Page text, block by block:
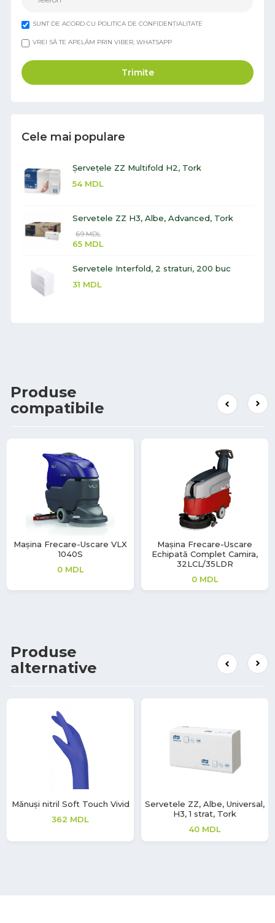
SUNT DE ACORD CU POLITICA DE CONFIDENȚIALITATE
VREI SĂ TE APELĂM PRIN VIBER, WHATSAPP
Trimite
Cele mai populare
Șervețele ZZ Multifold H2, Tork
54 MDL
Servetele ZZ H3, Albe, Advanced, Tork
69MDL
65 MDL
Servetele Interfold, 2 straturi, 200 buc
31 MDL
Produse
compatibile
Mașina Frecare-Uscare VLX
1040S
0 MDL
Mașina Frecare-Uscare
Echipată Complet Camira,
32LCL/35LDR
0 MDL
Produse
alternative
Mănuși nitril Soft Touch Vivid
362 MDL
Servetele ZZ, Albe, Universal,
H3, 1 strat, Tork
40 MDL